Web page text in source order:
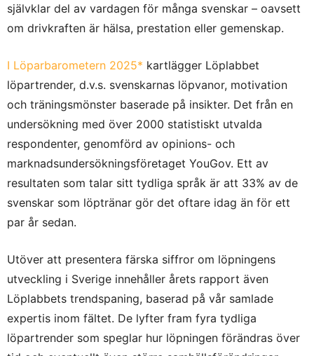
självklar del av vardagen för många svenskar – oavsett
om drivkraften är hälsa, prestation eller gemenskap.
I Löparbarometern 2025* kartlägger Löplabbet
löpartrender, d.v.s. svenskarnas löpvanor, motivation
och träningsmönster baserade på insikter. Det från en
undersökning med över 2000 statistiskt utvalda
respondenter, genomförd av opinions- och
marknadsundersökningsföretaget YouGov. Ett av
resultaten som talar sitt tydliga språk är att 33% av de
svenskar som löptränar gör det oftare idag än för ett
par år sedan.
Utöver att presentera färska siffror om löpningens
utveckling i Sverige innehåller årets rapport även
Löplabbets trendspaning, baserad på vår samlade
expertis inom fältet. De lyfter fram fyra tydliga
löpartrender som speglar hur löpningen förändras över